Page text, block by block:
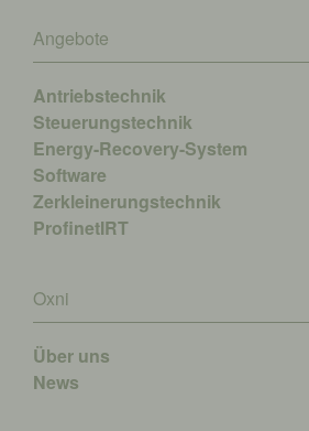
Angebote
Antriebstechnik
Steuerungstechnik
Energy-Recovery-System
Software
Zerkleinerungstechnik
ProfinetIRT
Oxni
Über uns
News